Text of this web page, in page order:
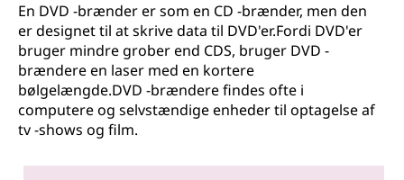
En DVD -brænder er som en CD -brænder, men den
er designet til at skrive data til DVD'er.Fordi DVD'er
bruger mindre grober end CDS, bruger DVD -
brændere en laser med en kortere
bølgelængde.DVD -brændere findes ofte i
computere og selvstændige enheder til optagelse af
tv -shows og film.